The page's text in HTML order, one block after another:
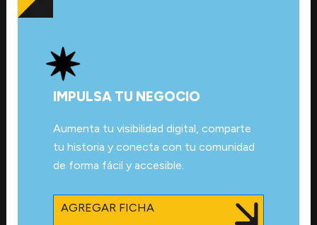
IMPULSA TU NEGOCIO
Aumenta tu visibilidad digital, comparte
tu historia y conecta con tu comunidad
de forma fácil y accesible.
AGREGAR FICHA